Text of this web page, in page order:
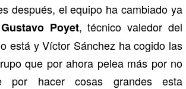
después, el equipo ha cambiado ya
Gustavo Poyet, técnico valedor del
está y Víctor Sánchez ha cogido las
que por ahora pelea más por no
por hacer cosas grandes esta